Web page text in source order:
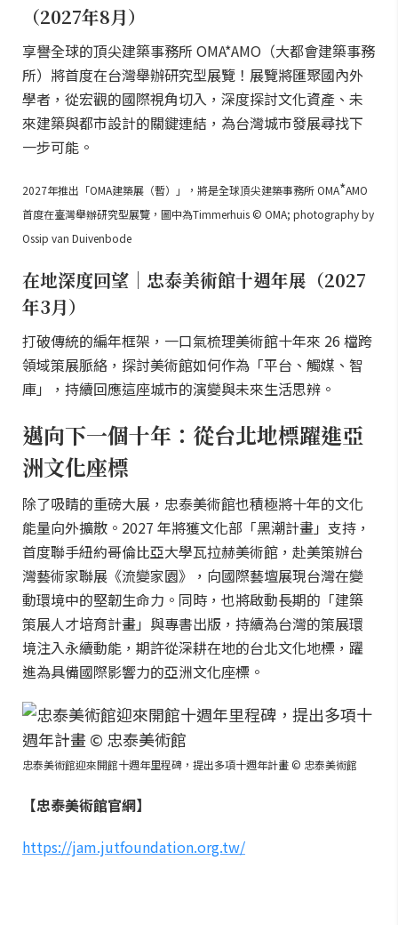
（2027年8月）
享譽全球的頂尖建築事務所 OMA*AMO（大都會建築事務
所）將首度在台灣舉辦研究型展覽！展覽將匯聚國內外
學者，從宏觀的國際視角切入，深度探討文化資產、未
來建築與都市設計的關鍵連結，為台灣城市發展尋找下
一步可能。
2027年推出「OMA建築展（暫）」，將是全球頂尖建築事務所 OMA*AMO
首度在臺灣舉辦研究型展覽，圖中為Timmerhuis © OMA; photography by
Ossip van Duivenbode
在地深度回望｜忠泰美術館十週年展（2027
年3月）
打破傳統的編年框架，一口氣梳理美術館十年來 26 檔跨
領域策展脈絡，探討美術館如何作為「平台、觸媒、智
庫」，持續回應這座城市的演變與未來生活思辨。
邁向下一個十年：從台北地標躍進亞
洲文化座標
除了吸睛的重磅大展，忠泰美術館也積極將十年的文化
能量向外擴散。2027 年將獲文化部「黑潮計畫」支持，
首度聯手紐約哥倫比亞大學瓦拉赫美術館，赴美策辦台
灣藝術家聯展《流變家園》，向國際藝壇展現台灣在變
動環境中的堅韌生命力。同時，也將啟動長期的「建築
策展人才培育計畫」與專書出版，持續為台灣的策展環
境注入永續動能，期許從深耕在地的台北文化地標，躍
進為具備國際影響力的亞洲文化座標。
忠泰美術館迎來開館十週年里程碑，提出多項十週年計畫 © 忠泰美術館
【忠泰美術館官網】
https://jam.jutfoundation.org.tw/